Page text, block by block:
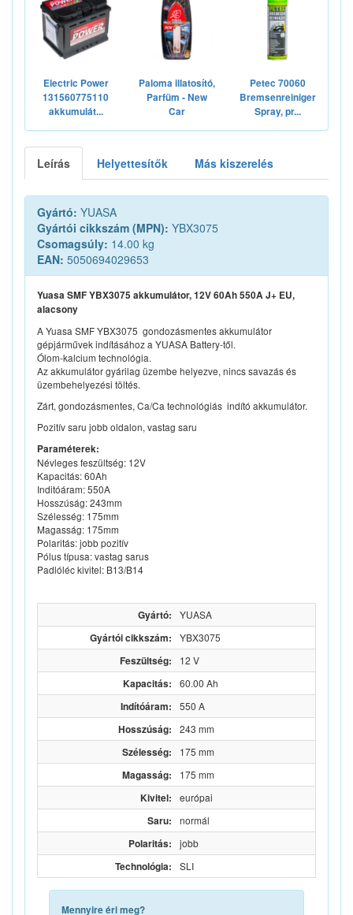
Electric Power
131560775110
akkumulát...
Paloma illatosító,
Parfüm - New
Car
Petec 70060
Bremsenreiniger
Spray, pr...
Leírás Helyettesítők Más kiszerelés
Gyártó: YUASA
Gyártói cikkszám (MPN): YBX3075
Csomagsúly: 14.00 kg
EAN: 5050694029653
Yuasa SMF YBX3075 akkumulátor, 12V 60Ah 550A J+ EU,
alacsony
A Yuasa SMF YBX3075 gondozásmentes akkumulátor
gépjárművek indításához a YUASA Battery-től.
Ólom-kalcium technológia.
Az akkumulátor gyárilag üzembe helyezve, nincs savazás és
üzembehelyezési töltés.
Zárt, gondozásmentes, Ca/Ca technológiás indító akkumulátor.
Pozitív saru jobb oldalon, vastag saru
Paraméterek:
Névleges feszültség: 12V
Kapacitás: 60Ah
Inditóáram: 550A
Hosszúság: 243mm
Szélesség: 175mm
Magasság: 175mm
Polaritás: jobb pozitív
Pólus típusa: vastag sarus
Padlóléc kivitel: B13/B14
Gyártó: YUASA
Gyártói cikkszám: YBX3075
Feszültség: 12 V
Kapacitás: 60.00 Ah
Indítóáram: 550 A
Hosszúság: 243 mm
Szélesség: 175 mm
Magasság: 175 mm
Kivitel: európai
Saru: normál
Polaritás: jobb
Technológia: SLI
Mennyire éri meg?